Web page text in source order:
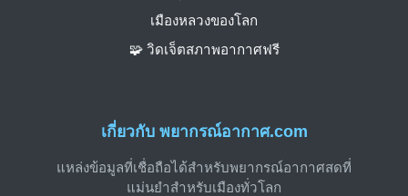
เกี่ยวกับ พยากรณ์อากาศ.com
แหล่งข้อมูลที่เชื่อถือได้สำหรับพยากรณ์อากาศสดที่
แม่นยำสำหรับเมืองทั่วโลก
เมืองหลวงของโลก
🧩 วิดเจ็ตสภาพอากาศฟรี